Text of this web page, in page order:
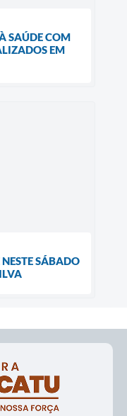
SAÚDE COM
EM
SÁBADO